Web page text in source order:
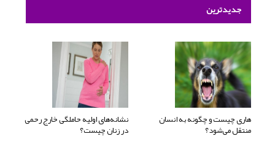
جدیدترین
هاری چیست و چگونه به انسان
منتقل می‌شود؟
نشانه‌های اولیه حاملگی خارج رحمی
در زنان چیست؟